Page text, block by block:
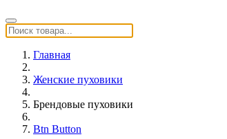
Главная
Женские пуховики
Брендовые пуховики
Btn Button